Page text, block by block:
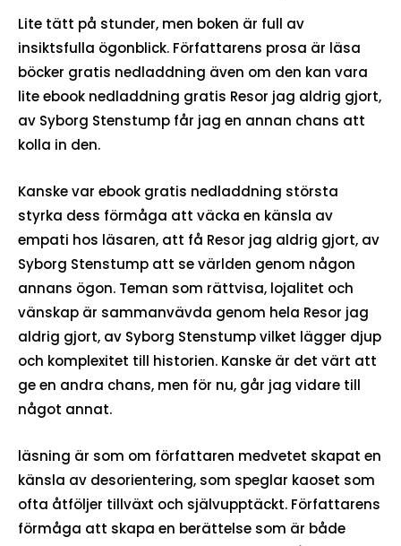
Lite tätt på stunder, men boken är full av
insiktsfulla ögonblick. Författarens prosa är läsa
böcker gratis nedladdning även om den kan vara
lite ebook nedladdning gratis Resor jag aldrig gjort,
av Syborg Stenstump får jag en annan chans att
kolla in den.
Kanske var ebook gratis nedladdning största
styrka dess förmåga att väcka en känsla av
empati hos läsaren, att få Resor jag aldrig gjort, av
Syborg Stenstump att se världen genom någon
annans ögon. Teman som rättvisa, lojalitet och
vänskap är sammanvävda genom hela Resor jag
aldrig gjort, av Syborg Stenstump vilket lägger djup
och komplexitet till historien. Kanske är det värt att
ge en andra chans, men för nu, går jag vidare till
något annat.
läsning är som om författaren medvetet skapat en
känsla av desorientering, som speglar kaoset som
ofta åtföljer tillväxt och självupptäckt. Författarens
förmåga att skapa en berättelse som är både